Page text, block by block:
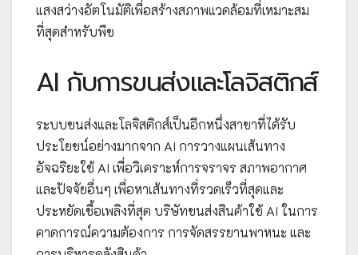
แสงสว่างอัตโนมัติเพื่อสร้างสภาพแวดล้อมที่เหมาะสม
ที่สุดสำหรับพืช
AI กับการขนส่งและโลจิสติกส์
ระบบขนส่งและโลจิสติกส์เป็นอีกหนึ่งสาขาที่ได้รับ
ประโยชน์อย่างมากจาก AI การวางแผนเส้นทาง
อัจฉริยะใช้ AI เพื่อวิเคราะห์การจราจร สภาพอากาศ
และปัจจัยอื่นๆ เพื่อหาเส้นทางที่รวดเร็วที่สุดและ
ประหยัดเชื้อเพลิงที่สุด บริษัทขนส่งสินค้าใช้ AI ในการ
คาดการณ์ความต้องการ การจัดสรรยานพาหนะ และ